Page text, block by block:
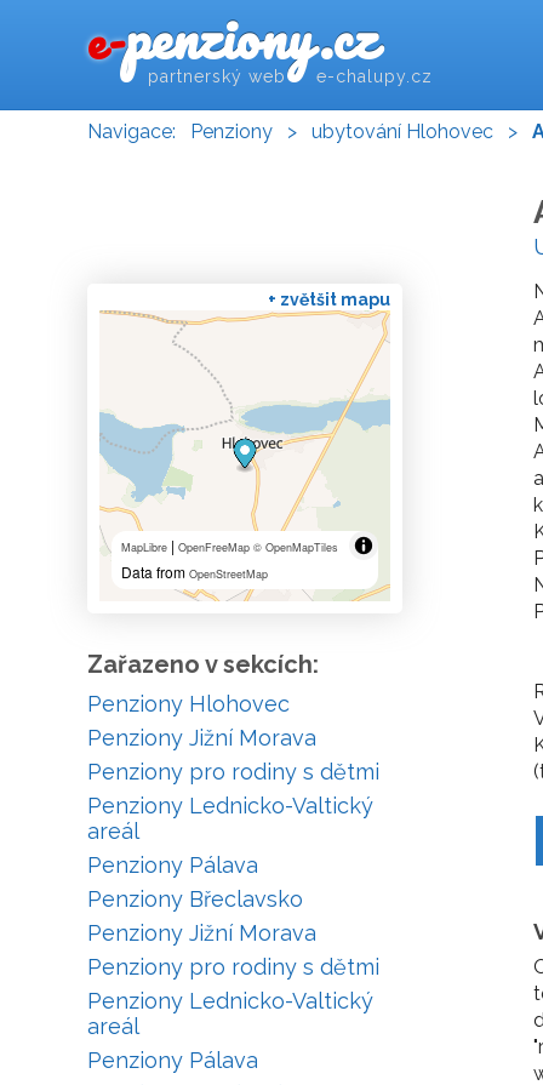
e-penziony.cz
partnerský web e-chalupy.cz
Navigace: Penziony > ubytování Hlohovec >
+ zvětšit mapu
MapLibre | OpenFreeMap © OpenMapTiles
Data from OpenStreetMap
Zařazeno v sekcích:
Penziony Hlohovec
Penziony Jižní Morava
Penziony pro rodiny s dětmi
Penziony Lednicko-Valtický
areál
Penziony Pálava
Penziony Břeclavsko
Penziony Jižní Morava
Penziony pro rodiny s dětmi
Penziony Lednicko-Valtický
areál
Penziony Pálava